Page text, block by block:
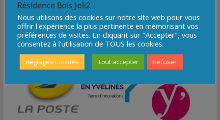
Résidence Bois Joli2
Nous utilisons des cookies sur notre site web pour vous
offrir l'expérience la plus pertinente en mémorisant vos
préférences de visites. En cliquant sur "Accepter", vous
consentez à l'utilisation de TOUS les cookies.
Réglages Cookies Tout accepter Refuser